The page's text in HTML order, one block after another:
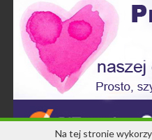
Na tej stronie